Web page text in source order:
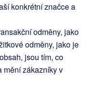
konkrétní značce a
odměny, jako
odměny, jako je
jsou tím, co
mění zákazníky v